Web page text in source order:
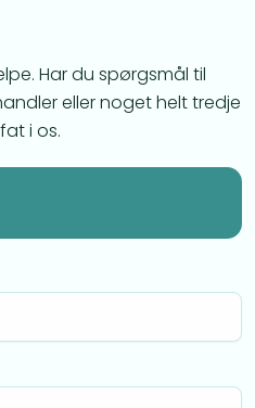
Har du spørgsmål til
eller noget helt tredje
i os.